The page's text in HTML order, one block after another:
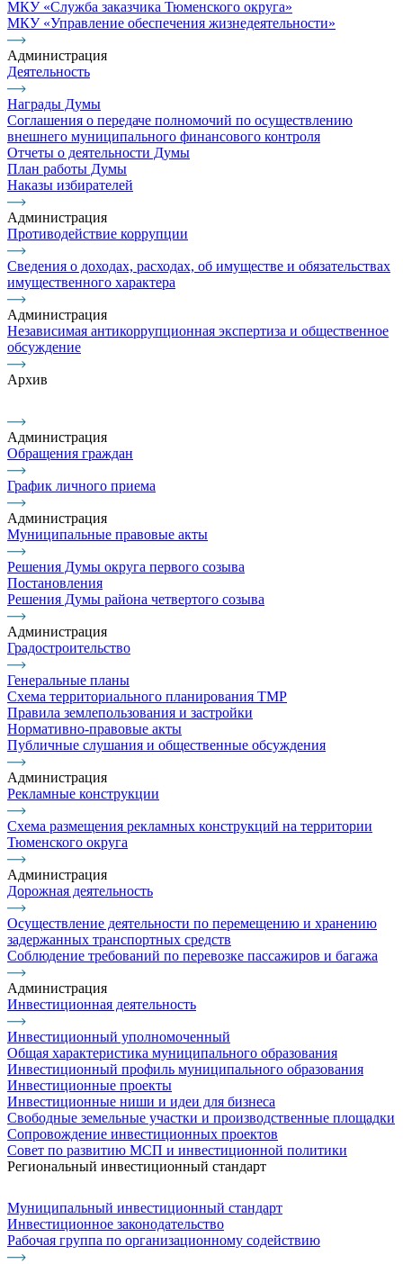
МКУ «Служба заказчика Тюменского округа»
МКУ «Управление обеспечения жизнедеятельности»
Администрация
Деятельность
Награды Думы
Соглашения о передаче полномочий по осуществлению
внешнего муниципального финансового контроля
Отчеты о деятельности Думы
План работы Думы
Наказы избирателей
Администрация
Противодействие коррупции
Сведения о доходах, расходах, об имуществе и обязательствах
имущественного характера
Администрация
Независимая антикоррупционная экспертиза и общественное
обсуждение
Архив
Администрация
Обращения граждан
График личного приема
Администрация
Муниципальные правовые акты
Решения Думы округа первого созыва
Постановления
Решения Думы района четвертого созыва
Администрация
Градостроительство
Генеральные планы
Схема территориального планирования ТМР
Правила землепользования и застройки
Нормативно-правовые акты
Публичные слушания и общественные обсуждения
Администрация
Рекламные конструкции
Схема размещения рекламных конструкций на территории
Тюменского округа
Администрация
Дорожная деятельность
Осуществление деятельности по перемещению и хранению
задержанных транспортных средств
Соблюдение требований по перевозке пассажиров и багажа
Администрация
Инвестиционная деятельность
Инвестиционный уполномоченный
Общая характеристика муниципального образования
Инвестиционный профиль муниципального образования
Инвестиционные проекты
Инвестиционные ниши и идеи для бизнеса
Свободные земельные участки и производственные площадки
Сопровождение инвестиционных проектов
Совет по развитию МСП и инвестиционной политики
Региональный инвестиционный стандарт
Муниципальный инвестиционный стандарт
Инвестиционное законодательство
Рабочая группа по организационному содействию